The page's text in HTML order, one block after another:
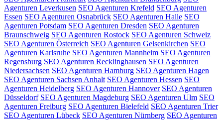
Agenturen Leverkusen SEO Agenturen Krefeld SEO Agenturen
Essen SEO Agenturen Osnabrück SEO Agenturen Halle SEO
Agenturen Potsdam SEO Agenturen Dresden SEO Agenturen
Braunschweig SEO Agenturen Rostock SEO Agenturen Schweiz
SEO Agenturen Österreich SEO Agenturen Gelsenkirchen SEO
Agenturen Karlsruhe SEO Agenturen Mannheim SEO Agenturen
Regensburg SEO Agenturen Recklinghausen SEO Agenturen
Niedersachsen SEO Agenturen Hamburg SEO Agenturen Hagen
SEO Agenturen Sachsen Anhalt SEO Agenturen Hessen SEO
Agenturen Heidelberg SEO Agenturen Hannover SEO Agenturen
Düsseldorf SEO Agenturen Magdeburg SEO Agenturen Ulm SEO
Agenturen Freiburg SEO Agenturen Bielefeld SEO Agenturen Trier
SEO Agenturen Lübeck SEO Agenturen Nürnberg SEO Agenturen